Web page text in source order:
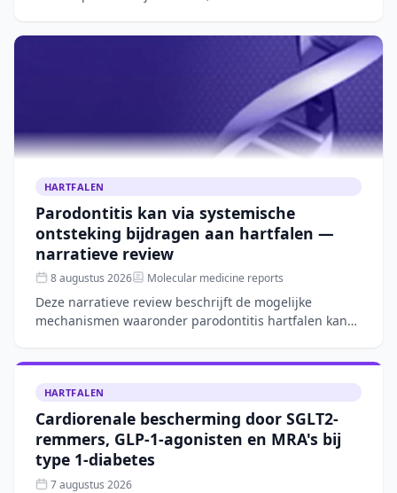
HARTFALEN
Parodontitis kan via systemische
ontsteking bijdragen aan hartfalen —
narratieve review
8 augustus 2026 Molecular medicine reports
Deze narratieve review beschrijft de mogelijke
mechanismen waaronder parodontitis hartfalen kan
HARTFALEN
Cardiorenale bescherming door SGLT2-
remmers, GLP-1-agonisten en MRA's bij
type 1-diabetes
7 augustus 2026